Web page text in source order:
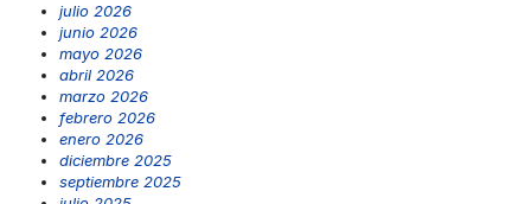
julio 2026
junio 2026
mayo 2026
abril 2026
marzo 2026
febrero 2026
enero 2026
diciembre 2025
septiembre 2025